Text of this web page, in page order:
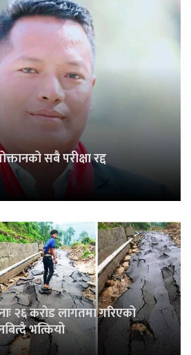
सबै परीक्षा रद्द
२६ करोड लागतमा गरिएको
भत्कियो